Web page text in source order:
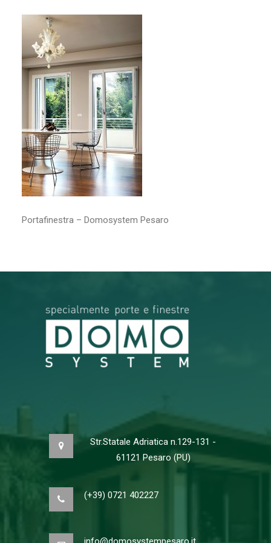
RICERCA
Portafinestra – Domosystem Pesaro
Str.Statale Adriatica n.129-131 -
61121 Pesaro (PU)
(+39) 0721 402227